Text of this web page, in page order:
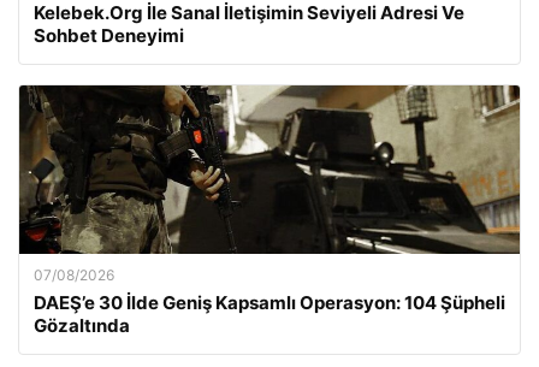
Kelebek.Org İle Sanal İletişimin Seviyeli Adresi Ve
Sohbet Deneyimi
07/08/2026
DAEŞ’e 30 İlde Geniş Kapsamlı Operasyon: 104 Şüpheli
Gözaltında